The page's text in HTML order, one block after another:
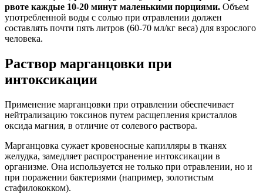
рвоте каждые 10-20 минут маленькими порциями. Объем
употребленной воды с солью при отравлении должен
составлять почти пять литров (60-70 мл/кг веса) для взрослого
человека.
Раствор марганцовки при
интоксикации
Применение марганцовки при отравлении обеспечивает
нейтрализацию токсинов путем расщепления кристаллов
оксида магния, в отличие от солевого раствора.
Марганцовка сужает кровеносные капилляры в тканях
желудка, замедляет распространение интоксикации в
организме. Она используется не только при отравлении, но и
при поражении бактериями (например, золотистым
стафилококком).